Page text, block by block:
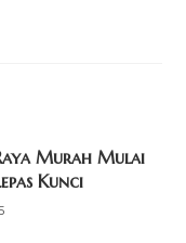
Murah Mulai
Kunci